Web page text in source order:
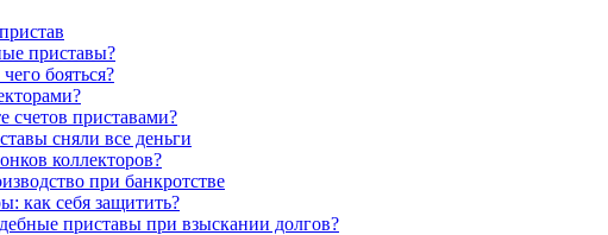
приставы?
бояться?
счетов приставами?
сняли все деньги
коллекторов?
при банкротстве
как себя защитить?
приставы при взыскании долгов?